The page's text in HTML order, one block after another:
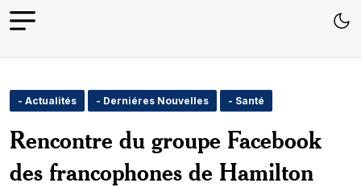
- Actualités - Derniéres Nouvelles - Santé
Rencontre du groupe Facebook
des francophones de Hamilton